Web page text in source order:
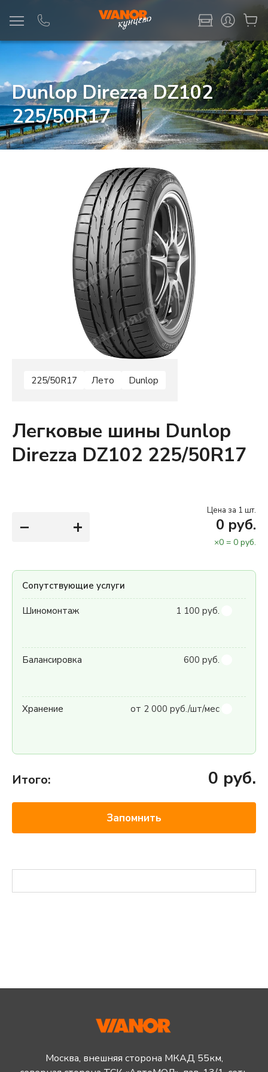
Dunlop Direzza DZ102
225/50R17
225/50R17 Лето Dunlop
Легковые шины Dunlop
Direzza DZ102 225/50R17
− +
Цена за 1 шт.
0 руб.
×0 = 0 руб.
Сопутствующие услуги
Шиномонтаж 1 100 руб.
Балансировка 600 руб.
Хранение от 2 000 руб./шт/мес
Итого: 0 руб.
Запомнить
Москва, внешняя сторона МКАД 55км,
Информация Фото товара